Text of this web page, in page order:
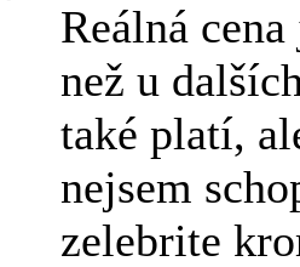
Reálná
než u
také platí,
nejsem
zelebrite